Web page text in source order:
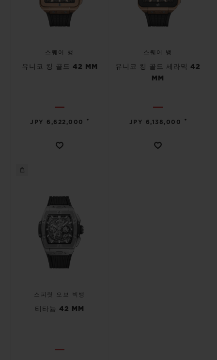
스퀘어 뱅
유니코 킹 골드 42 MM
JPY 6,622,000 •
스퀘어 뱅
유니코 킹 골드 세라믹 42
MM
JPY 6,138,000 •
스피릿 오브 빅뱅
티타늄 42 MM